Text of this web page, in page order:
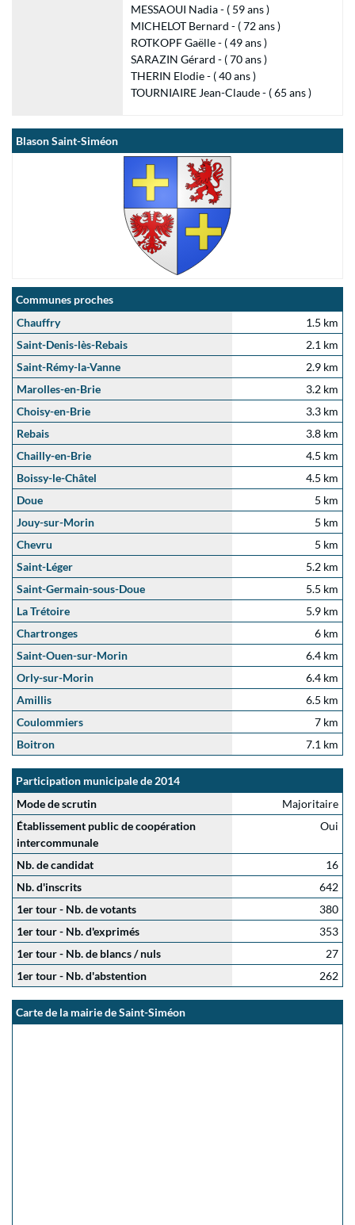
MESSAOUI Nadia - ( 59 ans )
MICHELOT Bernard - ( 72 ans )
ROTKOPF Gaëlle - ( 49 ans )
SARAZIN Gérard - ( 70 ans )
THERIN Elodie - ( 40 ans )
TOURNIAIRE Jean-Claude - ( 65 ans )
Blason Saint-Siméon
Communes proches
Chauffry
1.5 km
Saint-Denis-lès-Rebais
2.1 km
Saint-Rémy-la-Vanne
2.9 km
Marolles-en-Brie
3.2 km
Choisy-en-Brie
3.3 km
Rebais
3.8 km
Chailly-en-Brie
4.5 km
Boissy-le-Châtel
4.5 km
Doue
5 km
Jouy-sur-Morin
5 km
Chevru
5 km
Saint-Léger
5.2 km
Saint-Germain-sous-Doue
5.5 km
La Trétoire
5.9 km
Chartronges
6 km
Saint-Ouen-sur-Morin
6.4 km
Orly-sur-Morin
6.4 km
Amillis
6.5 km
Coulommiers
7 km
Boitron
7.1 km
Participation municipale de 2014
Mode de scrutin
Majoritaire
Établissement public de coopération
intercommunale
Oui
Nb. de candidat
16
Nb. d'inscrits
642
1er tour - Nb. de votants
380
1er tour - Nb. d'exprimés
353
1er tour - Nb. de blancs / nuls
27
1er tour - Nb. d'abstention
262
Carte de la mairie de Saint-Siméon